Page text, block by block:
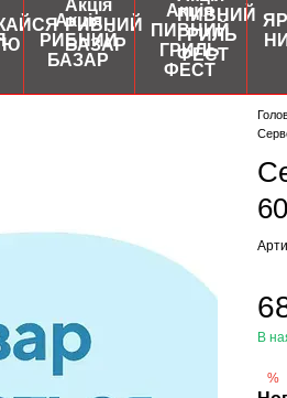
Акція
РИБНИЙ
БАЗАР
Акція
ПИВНИЙ
ГРИЛЬ
ФЕСТ
В
%